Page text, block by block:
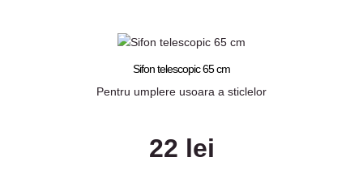
Sifon telescopic 65 cm
Pentru umplere usoara a sticlelor
22 lei